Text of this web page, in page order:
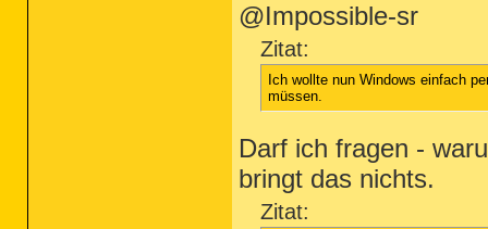
@Impossible-sr
Zitat:
Ich wollte nun Windows einfach
müssen.
Darf ich fragen -
bringt das nichts.
Zitat: